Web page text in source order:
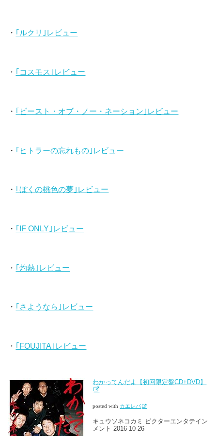
・ ｢ルクリ｣レビュー
・ ｢コスモス｣レビュー
・ ｢ビースト・オブ・ノー・ネーション｣レビュー
・ ｢ヒトラーの忘れもの｣レビュー
・ ｢ぼくの桃色の夢｣レビュー
・ ｢IF ONLY｣レビュー
・ ｢灼熱｣レビュー
・ ｢さようなら｣レビュー
・ ｢FOUJITA｣レビュー
わかってんだよ【初回限定盤CD+DVD】
posted with カエレバ
キュウソネコカミ ビクターエンタテイン
メント 2016-10-26